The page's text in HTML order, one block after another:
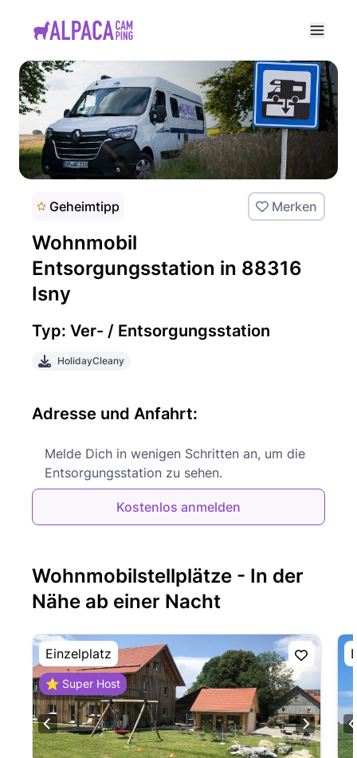
Wohnmobil
Entsorgungsstation in 88316
Isny
Geheimtipp Merken
Typ: Ver- / Entsorgungsstation
HolidayCleany
Adresse und Anfahrt:
Melde Dich in wenigen Schritten an, um die
Entsorgungsstation zu sehen.
Kostenlos anmelden
Wohnmobilstellplätze - In der
Nähe ab einer Nacht
Einzelplatz
⭐ Super Host